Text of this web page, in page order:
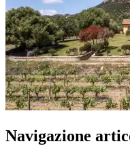
Navigazione